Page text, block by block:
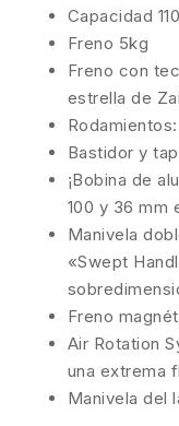
Capacidad
Freno 5kg
Freno con
estrella de
Rodamientos:
Bastidor y
¡Bobina de
100 y 36 mm
Manivela
«Swept
Freno
Air Rotation
una extrema
Manivela del